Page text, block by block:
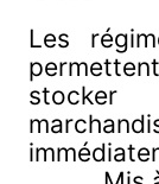
Les